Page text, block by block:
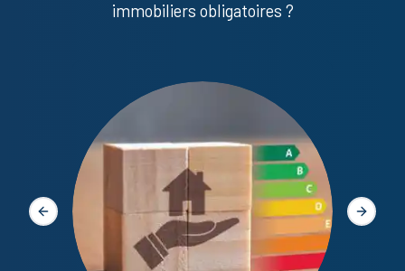
immobiliers obligatoires ?
Slide précédente Slide